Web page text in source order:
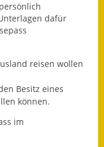
Sprache
dafür
reisen wollen
Besitz eines
können.
im